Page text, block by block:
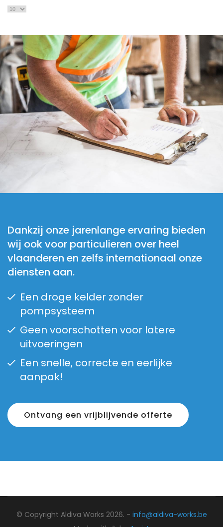
Dankzij onze jarenlange ervaring bieden
wij ook voor particulieren over heel
vlaanderen en zelfs internationaal onze
diensten aan.
Een droge kelder zonder
pompsysteem
Geen voorschotten voor latere
uitvoeringen
Een snelle, correcte en eerlijke
aanpak!
Ontvang een vrijblijvende offerte
© Copyright Aldiva Works 2026. - info@aldiva-works.be